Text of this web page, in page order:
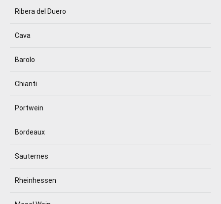
Ribera del Duero
Cava
Barolo
Chianti
Portwein
Bordeaux
Sauternes
Rheinhessen